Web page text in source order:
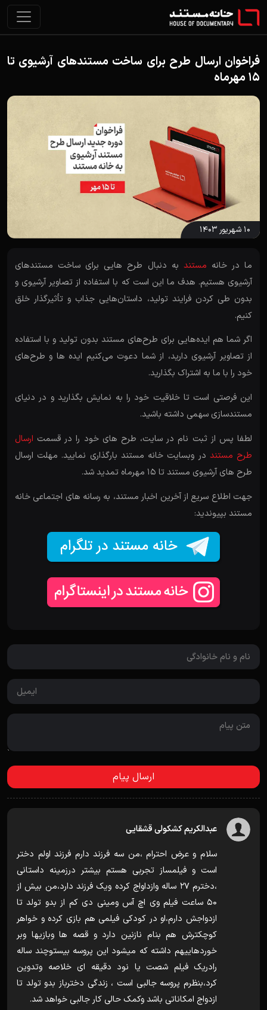
فراخوان ارسال طرح برای ساخت مستندهای آرشیوی تا
15 مهرماه
۱۰ شهریور ۱۴۰۳
ما در خانه مستند به دنبال طرح هایی برای ساخت مستندهای
آرشیوی هستیم. هدف ما این است که با استفاده از تصاویر آرشیوی و
بدون طی کردن فرایند تولید، داستان‌هایی جذاب و تأثیرگذار خلق
کنیم.
اگر شما هم ایده‌هایی برای طرح‌های مستند بدون تولید و با استفاده
از تصاویر آرشیوی دارید، از شما دعوت می‌کنیم ایده ها و طرح‌های
خود را با ما به اشتراک بگذارید.
این فرصتی است تا خلاقیت خود را به نمایش بگذارید و در دنیای
مستندسازی سهمی داشته باشید.
لطفا پس از ثبت نام در سایت، طرح های خود را در قسمت ارسال
طرح مستند در وبسایت خانه مستند بارگذاری نمایید. مهلت ارسال
طرح های آرشیوی مستند تا 15 مهرماه تمدید شد.
جهت اطلاع سریع از آخرین اخبار مستند، به رسانه های اجتماعی خانه
مستند بپیوندید:
عبدالکریم کشکولی قشقایی
سلام و عرض احترام ،من سه فرزند دارم فرزند اولم دختر
است و فیلمساز تجربی هستم بیشتر درزمینه داستانی
،دخترم ۲۷ ساله وازداواج کرده ویک فرزند دارد،من بیش از
۵۰ ساعت فیلم وی اچ آس ومینی دی کم از بدو تولد تا
ازدواجش دارم،او در کودکی فیلمی هم بازی کرده و خواهر
کوچکترش هم بنام نازنین دارد و قصه ها وبازیها وبر
خوردهاییهم داشته که میشود این پروسه بیستوچند ساله
رادریک فیلم شصت یا نود دقیقه ای خلاصه وتدوین
کرد،بنظرم پروسه جالبی است ، زندگی دخترباز بدو تولد تا
ازدواج امکاناتی باشد وکمک حالی کار جالبی خواهد شد.